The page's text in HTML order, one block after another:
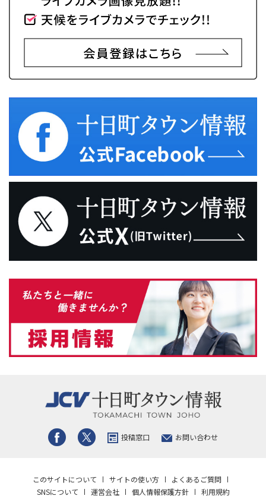
投稿窓口 お問い合わせ
このサイトについて サイトの使い方
よくあるご質問
SNSについて
運営会社 個人情報保護方針 利用規約